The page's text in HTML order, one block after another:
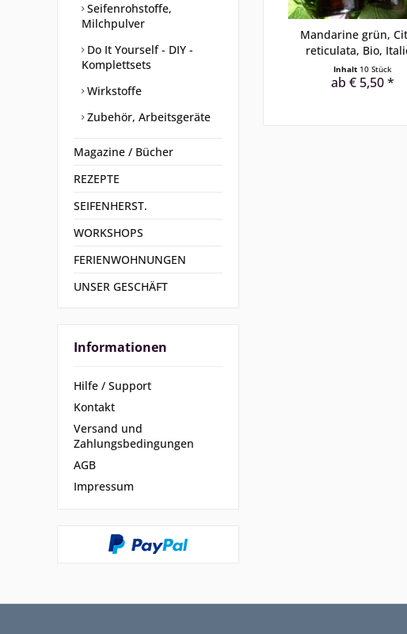
Seifenrohstoffe,
Milchpulver
Do It Yourself - DIY -
Komplettsets
Wirkstoffe
Zubehör, Arbeitsgeräte
Magazine / Bücher
REZEPTE
SEIFENHERST.
WORKSHOPS
FERIENWOHNUNGEN
UNSER GESCHÄFT
Informationen
Hilfe / Support
Kontakt
Versand und
Zahlungsbedingungen
AGB
Impressum
Mandarine grün,
reticulata, Bio,
Inhalt 10 Stück
ab € 5,50 *